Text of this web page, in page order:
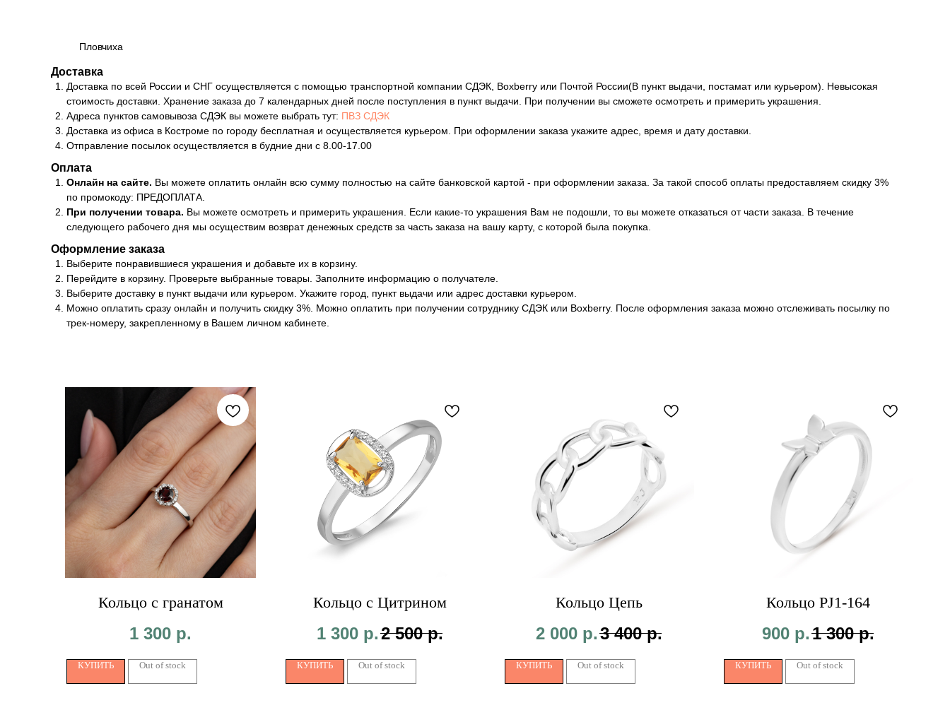
Пловчиха
Доставка
Доставка по всей России и СНГ осуществляется с помощью транспортной компании СДЭК, Boxberry или Почтой России(В пункт выдачи, постамат или курьером). Невысокая
стоимость доставки. Хранение заказа до 7 календарных дней после поступления в пункт выдачи. При получении вы сможете осмотреть и примерить украшения.
Адреса пунктов самовывоза СДЭК вы можете выбрать тут: ПВЗ СДЭК
Доставка из офиса в Костроме по городу бесплатная и осуществляется курьером. При оформлении заказа укажите адрес, время и дату доставки.
Отправление посылок осуществляется в будние дни с 8.00-17.00
Оплата
Онлайн на сайте. Вы можете оплатить онлайн всю сумму полностью на сайте банковской картой - при оформлении заказа. За такой способ оплаты предоставляем скидку 3%
по промокоду: ПРЕДОПЛАТА.
При получении товара. Вы можете осмотреть и примерить украшения. Если какие-то украшения Вам не подошли, то вы можете отказаться от части заказа. В течение
следующего рабочего дня мы осуществим возврат денежных средств за часть заказа на вашу карту, с которой была покупка.
Оформление заказа
Выберите понравившиеся украшения и добавьте их в корзину.
Перейдите в корзину. Проверьте выбранные товары. Заполните информацию о получателе.
Выберите доставку в пункт выдачи или курьером. Укажите город, пункт выдачи или адрес доставки курьером.
Можно оплатить сразу онлайн и получить скидку 3%. Можно оплатить при получении сотруднику СДЭК или Boxberry. После оформления заказа можно отслеживать посылку по
трек-номеру, закрепленному в Вашем личном кабинете.
Кольцо с гранатом
1 300 р.
КУПИТЬ Out of stock
Кольцо с Цитрином
1 300 р.2 500 р.
КУПИТЬ Out of stock
Кольцо Цепь
2 000 р.3 400 р.
КУПИТЬ Out of stock
Кольцо PJ1-164
900 р.1 300 р.
КУПИТЬ Out of stock